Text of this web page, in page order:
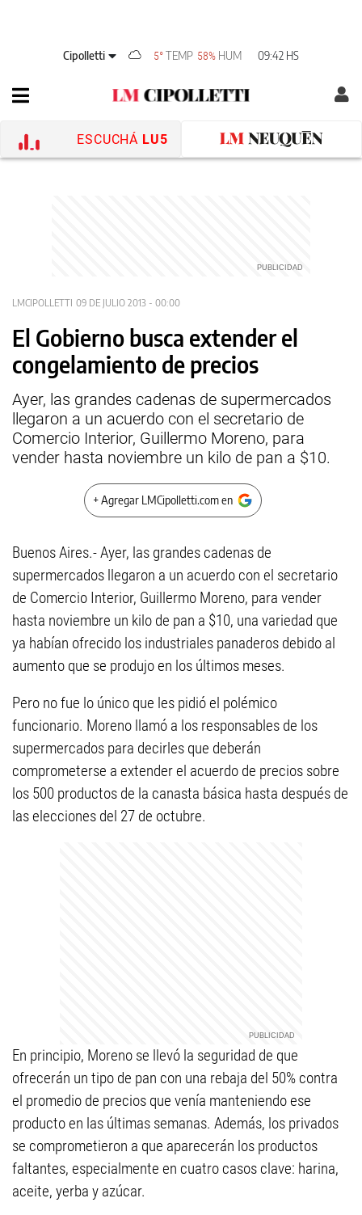
Cipolletti 5°TEMP 58% HUM 09:42 HS
ESCUCHÁ LU5
LMCIPOLLETTI 09 DE JULIO 2013 - 00:00
El Gobierno busca extender el
congelamiento de precios
Ayer, las grandes cadenas de supermercados
llegaron a un acuerdo con el secretario de
Comercio Interior, Guillermo Moreno, para
vender hasta noviembre un kilo de pan a $10.
+ Agregar LMCipolletti.com en
Buenos Aires.- Ayer, las grandes cadenas de
supermercados llegaron a un acuerdo con el secretario
de Comercio Interior, Guillermo Moreno, para vender
hasta noviembre un kilo de pan a $10, una variedad que
ya habían ofrecido los industriales panaderos debido al
aumento que se produjo en los últimos meses.
Pero no fue lo único que les pidió el polémico
funcionario. Moreno llamó a los responsables de los
supermercados para decirles que deberán
comprometerse a extender el acuerdo de precios sobre
los 500 productos de la canasta básica hasta después de
las elecciones del 27 de octubre.
En principio, Moreno se llevó la seguridad de que
ofrecerán un tipo de pan con una rebaja del 50% contra
el promedio de precios que venía manteniendo ese
producto en las últimas semanas. Además, los privados
se comprometieron a que aparecerán los productos
faltantes, especialmente en cuatro casos clave: harina,
aceite, yerba y azúcar.